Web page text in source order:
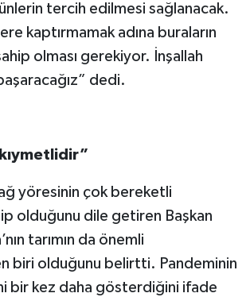
tercih edilmesi sağlanacak.
kaptırmamak adına buraların
olması gerekiyor. İnşallah
dedi.
yöresinin çok bereketli
olduğunu dile getiren Başkan
tarımın da önemli
biri olduğunu belirtti. Pandeminin
bir kez daha gösterdiğini ifade